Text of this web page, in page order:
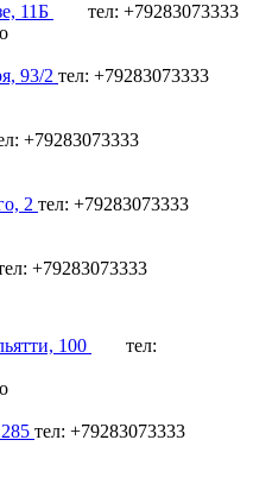
11Б
тел: +79283073333
93/2 тел: +79283073333
+79283073333
2 тел: +79283073333
+79283073333
100
тел:
тел: +79283073333